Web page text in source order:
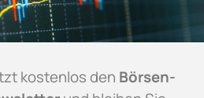
kostenlos den Börsen-